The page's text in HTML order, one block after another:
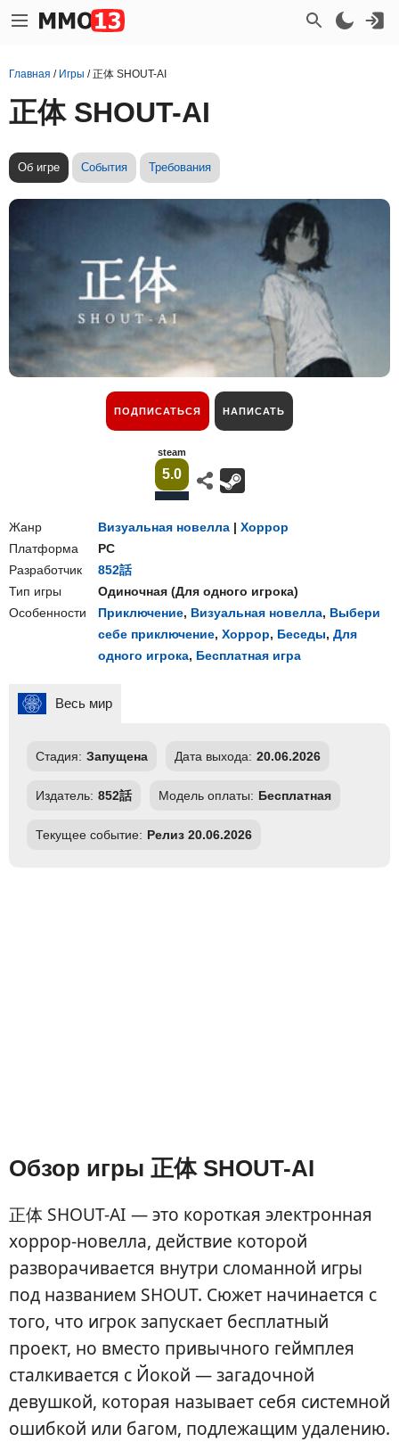
Главная / Игры /正体 SHOUT-AI
正体 SHOUT-AI
Об игре События Требования
ПОДПИСАТЬСЯ НАПИСАТЬ
steam
5.0
Жанр Визуальная новелла | Хоррор
Платформа
PC
Разработчик
852話
Тип игры
Одиночная (Для одного игрока)
Особенности
Приключение, Визуальная новелла, Выбери
себе приключение, Хоррор, Беседы, Для
одного игрока, Бесплатная игра
Весь мир
Стадия: Запущена Дата выхода: 20.06.2026
Издатель: 852話 Модель оплаты: Бесплатная
Текущее событие: Релиз 20.06.2026
Обзор игры 正体 SHOUT-AI
正体 SHOUT-AI — это короткая электронная
хоррор-новелла, действие которой
разворачивается внутри сломанной игры
под названием SHOUT. Сюжет начинается с
того, что игрок запускает бесплатный
проект, но вместо привычного геймплея
сталкивается с Йокой — загадочной
девушкой, которая называет себя системной
ошибкой или багом, подлежащим удалению.